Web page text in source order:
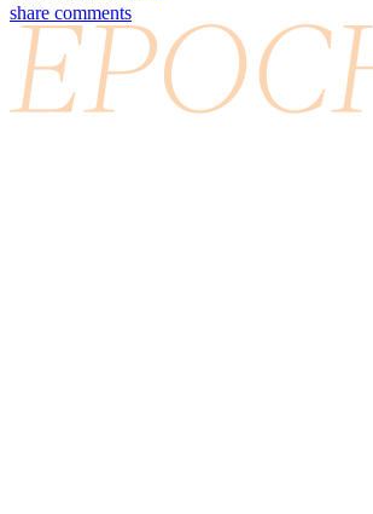
share comments